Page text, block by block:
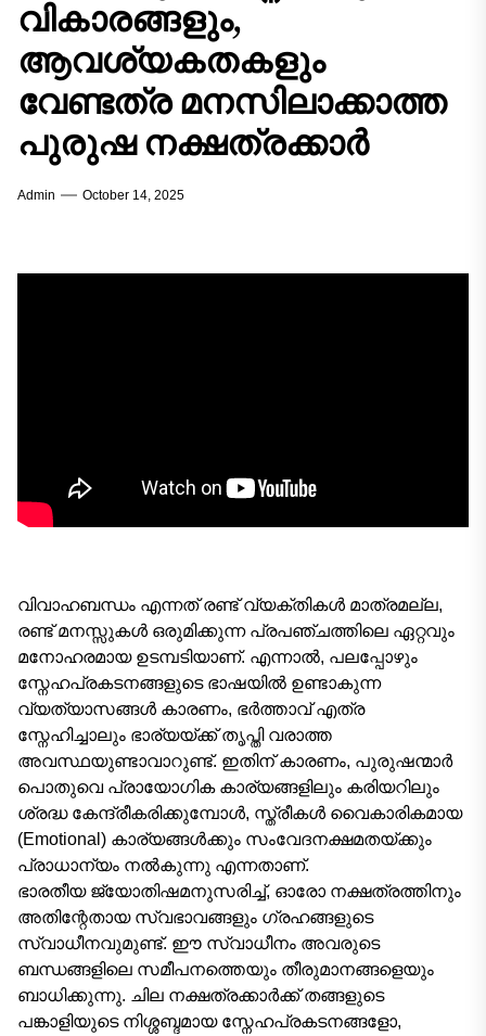
വികാരങ്ങളും,
ആവശ്യകതകളും
വേണ്ടത്ര മനസിലാക്കാത്ത
പുരുഷ നക്ഷത്രക്കാർ
Admin October 14, 2025
വിവാഹബന്ധം എന്നത് രണ്ട് വ്യക്തികൾ മാത്രമല്ല,
രണ്ട് മനസ്സുകൾ ഒരുമിക്കുന്ന പ്രപഞ്ചത്തിലെ ഏറ്റവും
മനോഹരമായ ഉടമ്പടിയാണ്. എന്നാൽ, പലപ്പോഴും
സ്നേഹപ്രകടനങ്ങളുടെ ഭാഷയിൽ ഉണ്ടാകുന്ന
വ്യത്യാസങ്ങൾ കാരണം, ഭർത്താവ് എത്ര
സ്നേഹിച്ചാലും ഭാര്യയ്ക്ക് തൃപ്തി വരാത്ത
അവസ്ഥയുണ്ടാവാറുണ്ട്. ഇതിന് കാരണം, പുരുഷന്മാർ
പൊതുവെ പ്രായോഗിക കാര്യങ്ങളിലും കരിയറിലും
ശ്രദ്ധ കേന്ദ്രീകരിക്കുമ്പോൾ, സ്ത്രീകൾ വൈകാരികമായ
(Emotional) കാര്യങ്ങൾക്കും സംവേദനക്ഷമതയ്ക്കും
പ്രാധാന്യം നൽകുന്നു എന്നതാണ്.
ഭാരതീയ ജ്യോതിഷമനുസരിച്ച്, ഓരോ നക്ഷത്രത്തിനും
അതിന്റേതായ സ്വഭാവങ്ങളും ഗ്രഹങ്ങളുടെ
സ്വാധീനവുമുണ്ട്. ഈ സ്വാധീനം അവരുടെ
ബന്ധങ്ങളിലെ സമീപനത്തെയും തീരുമാനങ്ങളെയും
ബാധിക്കുന്നു. ചില നക്ഷത്രക്കാർക്ക് തങ്ങളുടെ
പങ്കാളിയുടെ നിശ്ശബ്ദമായ സ്നേഹപ്രകടനങ്ങളോ,